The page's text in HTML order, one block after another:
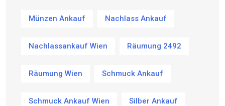
Münzen Ankauf Nachlass Ankauf
Nachlassankauf Wien Räumung 2492
Räumung Wien Schmuck Ankauf
Schmuck Ankauf Wien Silber Ankauf